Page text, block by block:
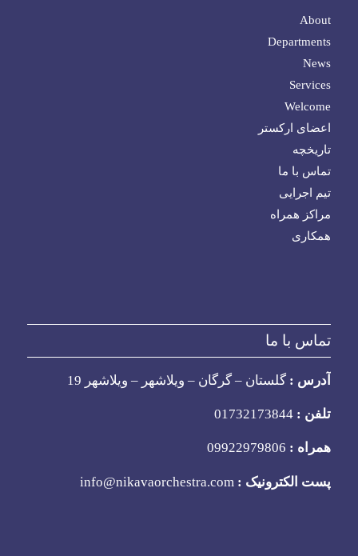
About
Departments
News
Services
Welcome
اعضای ارکستر
تاریخچه
تماس با ما
تیم اجرایی
مراکز همراه
همکاری
تماس با ما
آدرس : گلستان – گرگان – ویلاشهر – ویلاشهر 19
تلفن :
همراه :
پست الکترونیک :